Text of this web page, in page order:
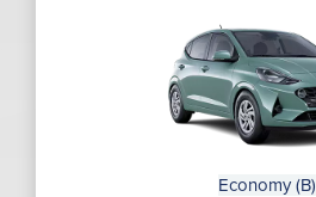
Economy (B)